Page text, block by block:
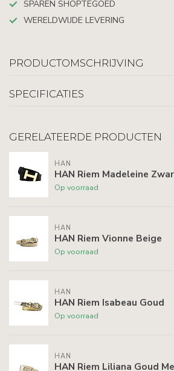
SPAREN SHOPTEGOED
WERELDWIJDE LEVERING
PRODUCTOMSCHRIJVING
SPECIFICATIES
GERELATEERDE PRODUCTEN
HAN
HAN Riem Madeleine
Op voorraad
HAN
HAN Riem Vionne Beige
Op voorraad
HAN
HAN Riem Isabeau Goud
Op voorraad
HAN
HAN Riem Liliana Goud